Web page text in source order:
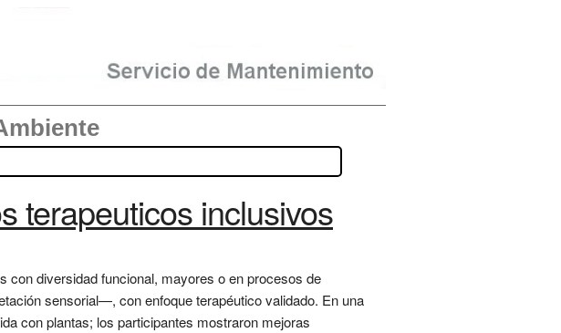
terapeuticos inclusivos
con diversidad funcional, mayores o en procesos de
sensorial—, con enfoque terapéutico validado. En una
con plantas; los participantes mostraron mejoras